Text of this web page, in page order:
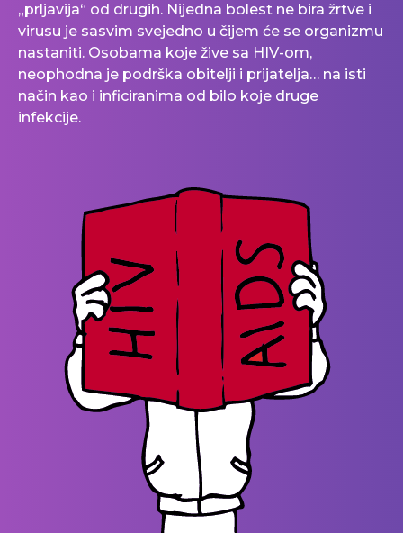
„prljavija“ od drugih. Nijedna bolest ne bira žrtve i
virusu je sasvim svejedno u čijem će se organizmu
nastaniti. Osobama koje žive sa HIV-om,
neophodna je podrška obitelji i prijatelja… na isti
način kao i inficiranima od bilo koje druge
infekcije.